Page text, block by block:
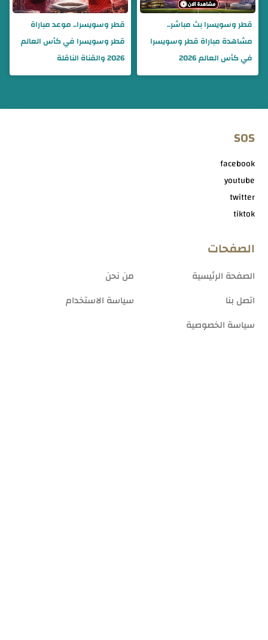
قطر وسويسرا بث مباشر..
مشاهدة مباراة قطر وسويسرا
في كأس العالم 2026
قطر وسويسرا.. موعد مباراة
قطر وسويسرا في كأس العالم
2026 والقناة الناقلة
الصفحات
الصفحة الرئيسية
من نحن
اتصل بنا
سياسة الاستخدام
سياسة الخصوصية
SOS
facebook
youtube
twitter
tiktok